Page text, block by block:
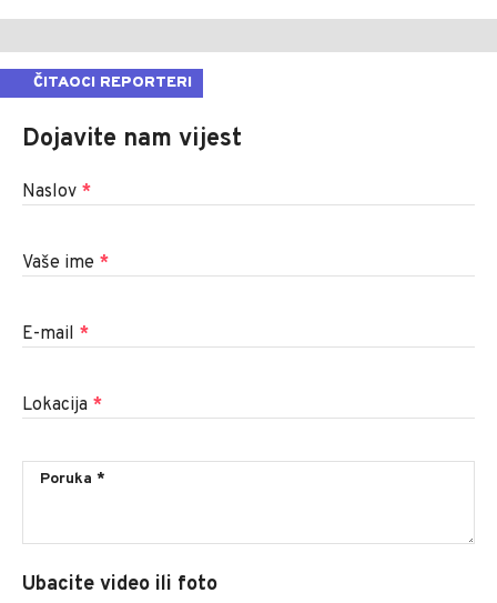
ČITAOCI REPORTERI
Dojavite nam vijest
Naslov *
Vaše ime *
E-mail *
Lokacija *
Ubacite video ili foto